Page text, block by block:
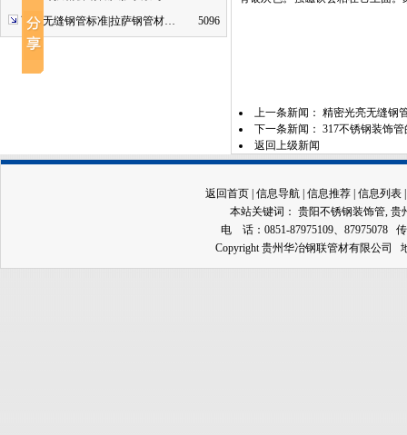
西藏无缝钢管标准|拉萨钢管材…
5096
上一条新闻： 精密光亮无缝钢
下一条新闻： 317不锈钢装饰
返回上级新闻
返回首页 | 信息导航 | 信息推荐 | 信息列表
本站关键词： 贵阳不锈钢装饰管 贵
电 话：0851-87975109、87975078
Copyright 贵州华冶钢联管材有限公